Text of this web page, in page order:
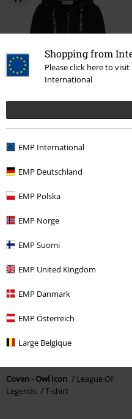
Shopping from
Please click here to
International
EMP International
EMP Deutschland
EMP Polska
EMP Norge
EMP Suomi
EMP United Kingdom
EMP Danmark
EMP Österreich
Large Belgique
rek-pris899:-
579:-
K/DA
League Of Legends
Få kvar i lager
Coven - Owl Icon
League Of
Legends
T-shirt